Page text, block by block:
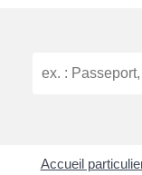
Accueil